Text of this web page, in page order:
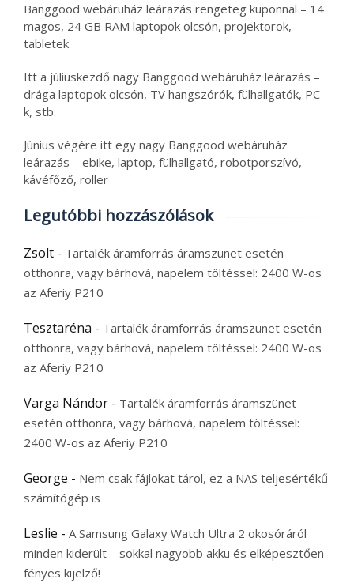
Banggood webáruház leárazás rengeteg kuponnal – 14
magos, 24 GB RAM laptopok olcsón, projektorok,
tabletek
Itt a júliuskezdő nagy Banggood webáruház leárazás –
drága laptopok olcsón, TV hangszórók, fülhallgatók, PC-
k, stb.
Június végére itt egy nagy Banggood webáruház
leárazás – ebike, laptop, fülhallgató, robotporszívó,
kávéfőző, roller
Legutóbbi hozzászólások
Zsolt - Tartalék áramforrás áramszünet esetén
otthonra, vagy bárhová, napelem töltéssel: 2400 W-os
az Aferiy P210
Tesztaréna - Tartalék áramforrás áramszünet esetén
otthonra, vagy bárhová, napelem töltéssel: 2400 W-os
az Aferiy P210
Varga Nándor - Tartalék áramforrás áramszünet
esetén otthonra, vagy bárhová, napelem töltéssel:
2400 W-os az Aferiy P210
George - Nem csak fájlokat tárol, ez a NAS teljesértékű
számítógép is
Leslie - A Samsung Galaxy Watch Ultra 2 okosóráról
minden kiderült – sokkal nagyobb akku és elképesztően
fényes kijelző!